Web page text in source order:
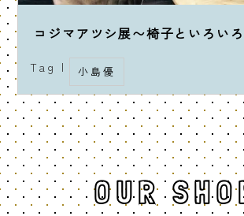
コジマアツシ展〜椅子といろい
Tag | 小島優
OUR